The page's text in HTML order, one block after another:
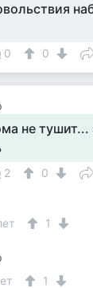
0 0
не тушит...
2
0
1
1